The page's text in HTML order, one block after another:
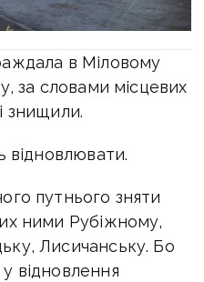
в Міловому
за словами місцевих
знищили.
відновлювати.
путнього зняти
ними Рубіжному,
Лисичанську. Бо
відновлення